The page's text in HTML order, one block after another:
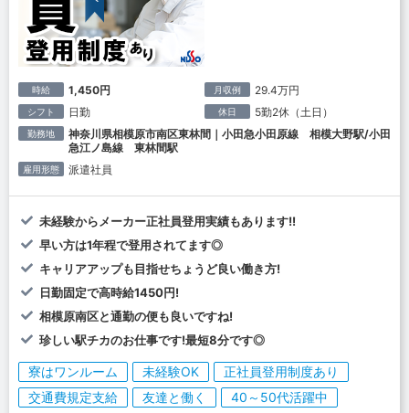
時給 1,450円 月収例 29.4万円
シフト 日勤 休日 5勤2休（土日）
勤務地
神奈川県相模原市南区東林間｜小田急小田原線 相模大野駅/小田
急江ノ島線 東林間駅
雇用形態 派遣社員
未経験からメーカー正社員登用実績もあります!!
早い方は1年程で登用されてます◎
キャリアアップも目指せちょうど良い働き方!
日勤固定で高時給1450円!
相模原南区と通勤の便も良いですね!
珍しい駅チカのお仕事です!最短8分です◎
寮はワンルーム 未経験OK
正社員登用制度あり
交通費規定支給
友達と働く
40～50代活躍中